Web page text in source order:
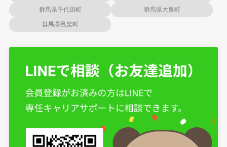
群馬県千代田町 群馬県大泉町
群馬県邑楽町